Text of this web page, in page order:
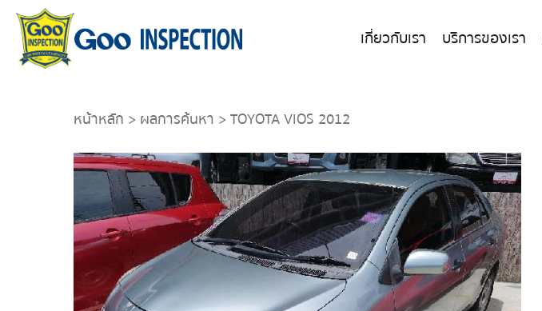
เกี่ยวกับเรา บริการของเรา
หน้าหลัก > ผลการค้นหา > TOYOTA VIOS 2012